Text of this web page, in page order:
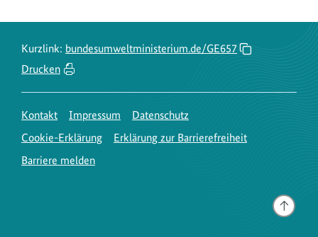
Kurzlink: bundesumweltministerium.de/GE657
Drucken
Kontakt Impressum
Datenschutz
Cookie-Erklärung
Erklärung zur Barrierefreiheit
Barriere melden
Gehe
nach